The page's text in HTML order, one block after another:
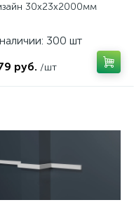
30x23x2000мм
300 шт
руб. /шт